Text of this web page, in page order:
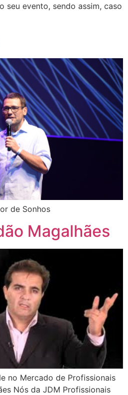
seu evento, sendo assim, caso
de Sonhos
Magalhães
no Mercado de Profissionais
Nós da JDM Profissionais